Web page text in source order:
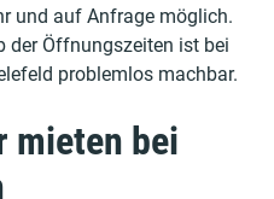
und auf Anfrage möglich.
der Öffnungszeiten ist bei
problemlos machbar.
mieten bei